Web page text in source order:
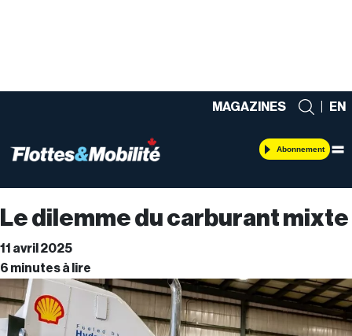
MAGAZINES EN
Abonnement
Le dilemme du carburant mixte
11 avril 2025
6 minutes à lire